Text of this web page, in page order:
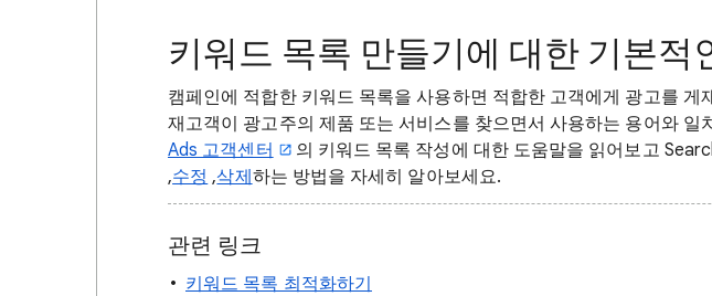
키워드 목록 만들기에 대한 기본적
캠페인에 적합한 키워드 목록을 사용하면 적합한 고객에게 광고를 게
재고객이 광고주의 제품 또는 서비스를 찾으면서 사용하는 용어와 일
Ads 고객센터
의 키워드 목록 작성에 대한 도움말을 읽어보고
,수정 ,삭제 하는 방법을 자세히 알아보세요.
관련 링크
키워드 목록 최적화하기